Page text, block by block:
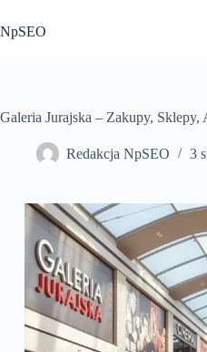
do
treści
NpSEO
Galeria Jurajska – Zakupy, Sklepy,
Redakcja NpSEO 3